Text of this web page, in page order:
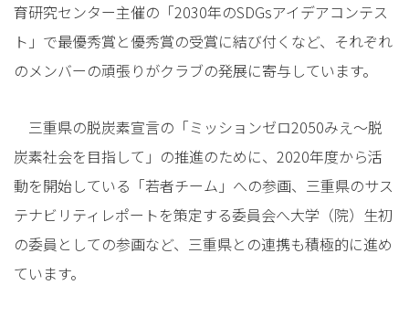
育研究センター主催の「2030年のSDGsアイデアコンテス
ト」で最優秀賞と優秀賞の受賞に結び付くなど、それぞれ
のメンバーの頑張りがクラブの発展に寄与しています。
三重県の脱炭素宣言の「ミッションゼロ2050みえ〜脱
炭素社会を目指して」の推進のために、2020年度から活
動を開始している「若者チーム」への参画、三重県のサス
テナビリティレポートを策定する委員会へ大学（院）生初
の委員としての参画など、三重県との連携も積極的に進め
ています。